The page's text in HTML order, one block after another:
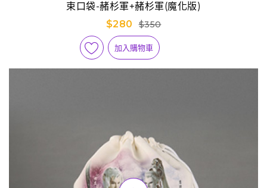
束口袋-赭杉軍+赭杉軍(魔化版)
$280
$350
加入購物車